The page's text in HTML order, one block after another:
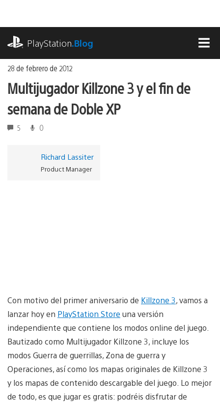
contenido
PlayStation.Blog
28 de febrero de 2012
Multijugador Killzone 3 y el fin de
semana de Doble XP
5 0
Richard Lassiter
Product Manager
Con motivo del primer aniversario de Killzone 3, vamos a
lanzar hoy en PlayStation Store una versión
independiente que contiene los modos online del juego.
Bautizado como Multijugador Killzone 3, incluye los
modos Guerra de guerrillas, Zona de guerra y
Operaciones, así como los mapas originales de Killzone 3
y los mapas de contenido descargable del juego. Lo mejor
de todo, es que jugar es gratis: podréis disfrutar de